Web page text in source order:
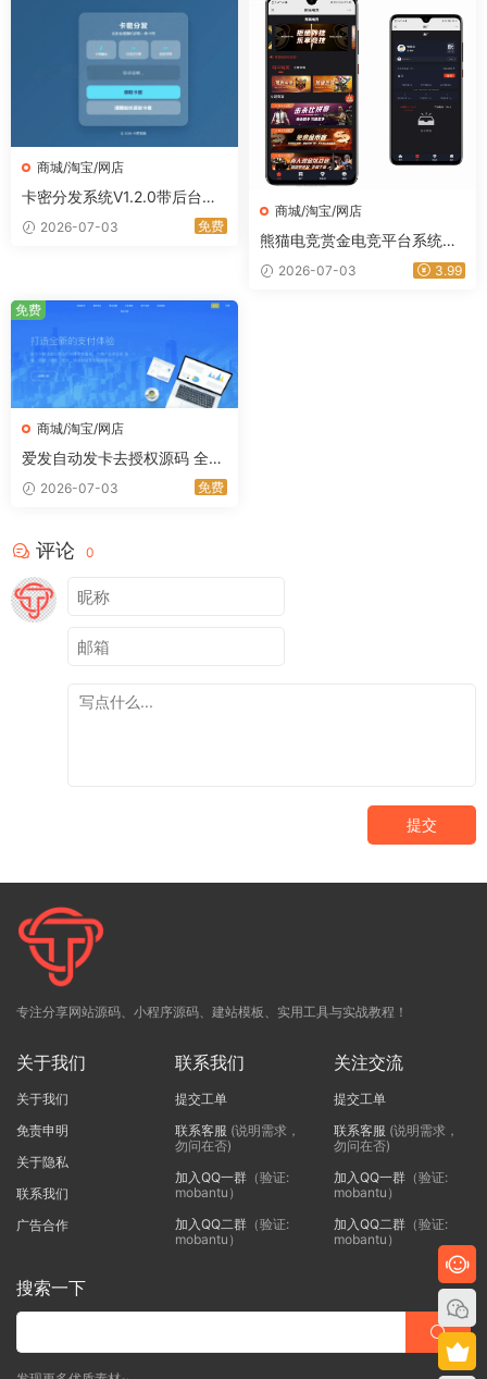
商城/淘宝/网店
卡密分发系统V1.2.0带后台管
理 自动发卡源码｜星途资源网
2026-07-03 免费
商城/淘宝/网店
熊猫电竞赏金电竞平台系统源
码 ThinkPHP+Uniapp双端可
运营｜星途资源网
2026-07-03 3.99
商城/淘宝/网店
爱发自动发卡去授权源码 全开
源无加密虚拟商品发卡平台｜
星途资源网
2026-07-03 免费
免费
评论 0
提交
专注分享网站源码、小程序源码、建站模板、实用工具与实战教程！
关于我们
关于我们
免责申明
关于隐私
联系我们
广告合作
联系我们
提交工单
联系客服 (说明需求，
勿问在否)
加入QQ一群（验证:
mobantu）
加入QQ二群（验证:
mobantu）
关注交流
提交工单
联系客服 (说明需求，
勿问在否)
加入QQ一群（验证:
mobantu）
加入QQ二群（验证:
mobantu）
搜索一下